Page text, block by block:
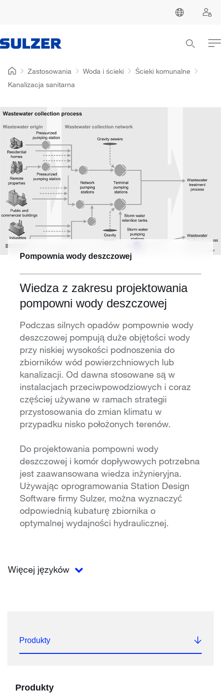
Zastosowania Woda i ścieki
Ścieki komunalne
Kanalizacja sanitarna
Pompownia wody deszczowej
Wiedza z zakresu projektowania
pompowni wody deszczowej
Podczas silnych opadów pompownie wody
deszczowej pompują duże objętości wody
przy niskiej wysokości podnoszenia do
zbiorników wód powierzchniowych lub
kanalizacji. Od dawna stosowane są w
instalacjach przeciwpowodziowych i coraz
częściej używane w ramach strategii
przystosowania do zmian klimatu w
przypadku nisko położonych terenów.
Do projektowania pompowni wody
deszczowej i komór dopływowych potrzebna
jest zaawansowana wiedza inżynieryjna.
Używając oprogramowania Station Design
Software firmy Sulzer, można wyznaczyć
odpowiednią kubaturę zbiornika o
optymalnej wydajności hydraulicznej.
Więcej języków
Produkty
Produkty